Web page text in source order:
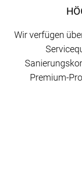
Wir verfügen
Premium-